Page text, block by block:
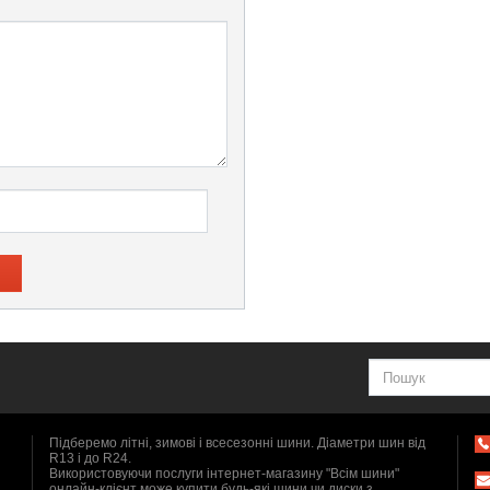
Підберемо літні, зимові і всесезонні шини. Діаметри шин від
R13 і до R24.
Використовуючи послуги інтернет-магазину "Всім шини"